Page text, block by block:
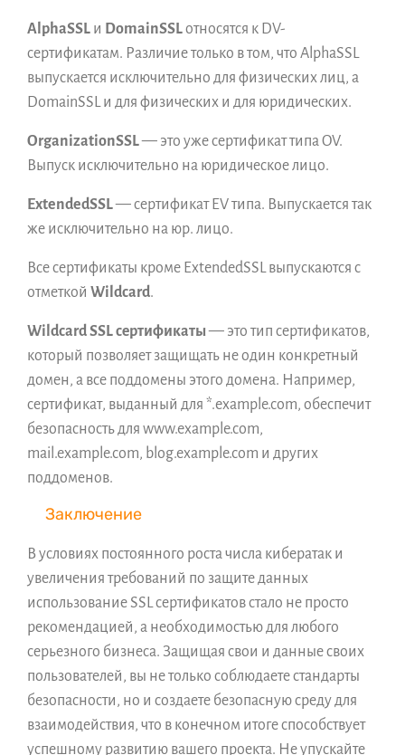
AlphaSSL и DomainSSLотносятся к DV-
сертификатам. Различие только в том, что AlphaSSL
выпускается исключительно для физических лиц, а
DomainSSL и для физических и для юридических.
OrganizationSSL— это уже сертификат типа OV.
Выпуск исключительно на юридическое лицо.
ExtendedSSL— сертификат EV типа. Выпускается так
же исключительно на юр. лицо.
Все сертификаты кроме ExtendedSSL выпускаются с
отметкой Wildcard.
Wildcard SSL сертификаты— это тип сертификатов,
который позволяет защищать не один конкретный
домен, а все поддомены этого домена. Например,
сертификат, выданный для *.example.com, обеспечит
безопасность для www.example.com,
mail.example.com, blog.example.com и других
поддоменов.
Заключение
В условиях постоянного роста числа кибератак и
увеличения требований по защите данных
использование SSL сертификатов стало не просто
рекомендацией, а необходимостью для любого
серьезного бизнеса. Защищая свои и данные своих
пользователей, вы не только соблюдаете стандарты
безопасности, но и создаете безопасную среду для
взаимодействия, что в конечном итоге способствует
успешному развитию вашего проекта. Не упускайте